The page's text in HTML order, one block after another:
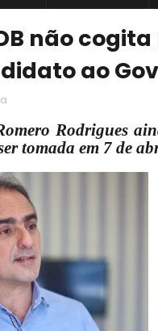
não
ao
Rodrigues
tomada em 7 de